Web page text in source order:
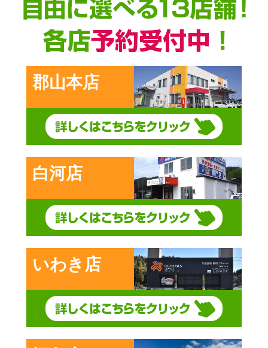
郡山本店
白河店
いわき店